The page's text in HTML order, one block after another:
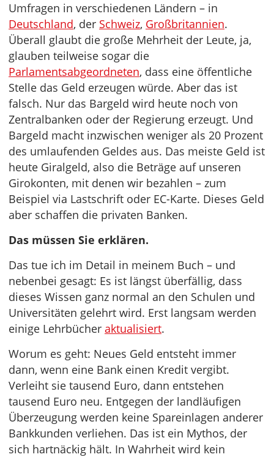
Umfragen in verschiedenen Ländern – in
Deutschland, der Schweiz, Großbritannien.
Überall glaubt die große Mehrheit der Leute, ja,
glauben teilweise sogar die
Parlamentsabgeordneten, dass eine öffentliche
Stelle das Geld erzeugen würde. Aber das ist
falsch. Nur das Bargeld wird heute noch von
Zentralbanken oder der Regierung erzeugt. Und
Bargeld macht inzwischen weniger als 20 Prozent
des umlaufenden Geldes aus. Das meiste Geld ist
heute Giralgeld, also die Beträge auf unseren
Girokonten, mit denen wir bezahlen – zum
Beispiel via Lastschrift oder EC-Karte. Dieses Geld
aber schaffen die privaten Banken.
Das müssen Sie erklären.
Das tue ich im Detail in meinem Buch – und
nebenbei gesagt: Es ist längst überfällig, dass
dieses Wissen ganz normal an den Schulen und
Universitäten gelehrt wird. Erst langsam werden
einige Lehrbücher aktualisiert.
Worum es geht: Neues Geld entsteht immer
dann, wenn eine Bank einen Kredit vergibt.
Verleiht sie tausend Euro, dann entstehen
tausend Euro neu. Entgegen der landläufigen
Überzeugung werden keine Spareinlagen anderer
Bankkunden verliehen. Das ist ein Mythos, der
sich hartnäckig hält. In Wahrheit wird kein